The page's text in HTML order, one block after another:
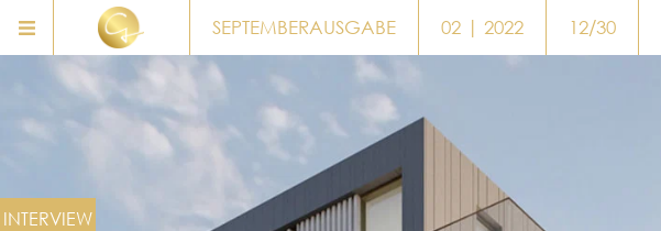
SEPTEMBERAUSGABE 02 | 2022 12/30
INTERVIEW